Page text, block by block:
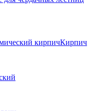
кирпичКирпич